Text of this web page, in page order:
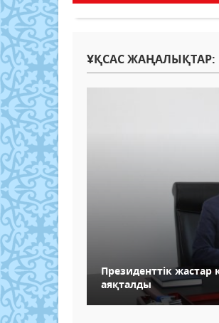
ҰҚСАС ЖАҢАЛЫҚТАР:
Президенттік жастар
аяқталды